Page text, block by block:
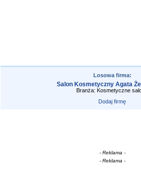
Losowa firma:
Salon Kosmetyczny Agata
Branża: Kosmetyczne
Dodaj firmę
- Reklama -
- Reklama -